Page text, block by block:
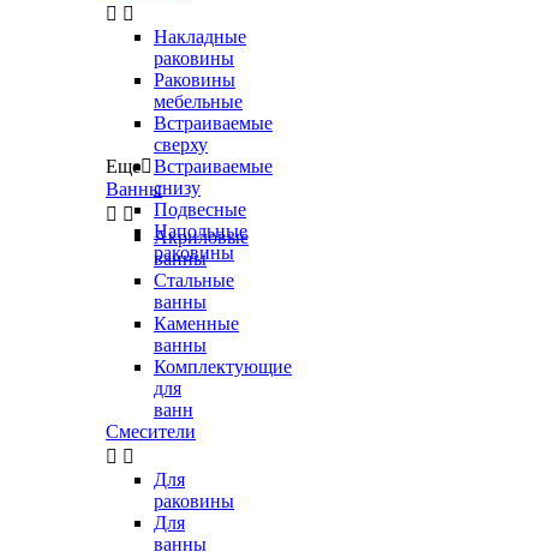
 
Накладные
раковины
Раковины
мебельные
Встраиваемые
сверху
Встраиваемые
снизу
Подвесные
Напольные
раковины
Еще
Ванны
 
Акриловые
ванны
Стальные
ванны
Каменные
ванны
Комплектующие
для
ванн
Смесители
 
Для
раковины
Для
ванны